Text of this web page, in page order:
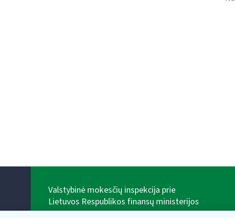
Valstybinė mokesčių inspekcija prie
Lietuvos Respublikos finansų ministerijos